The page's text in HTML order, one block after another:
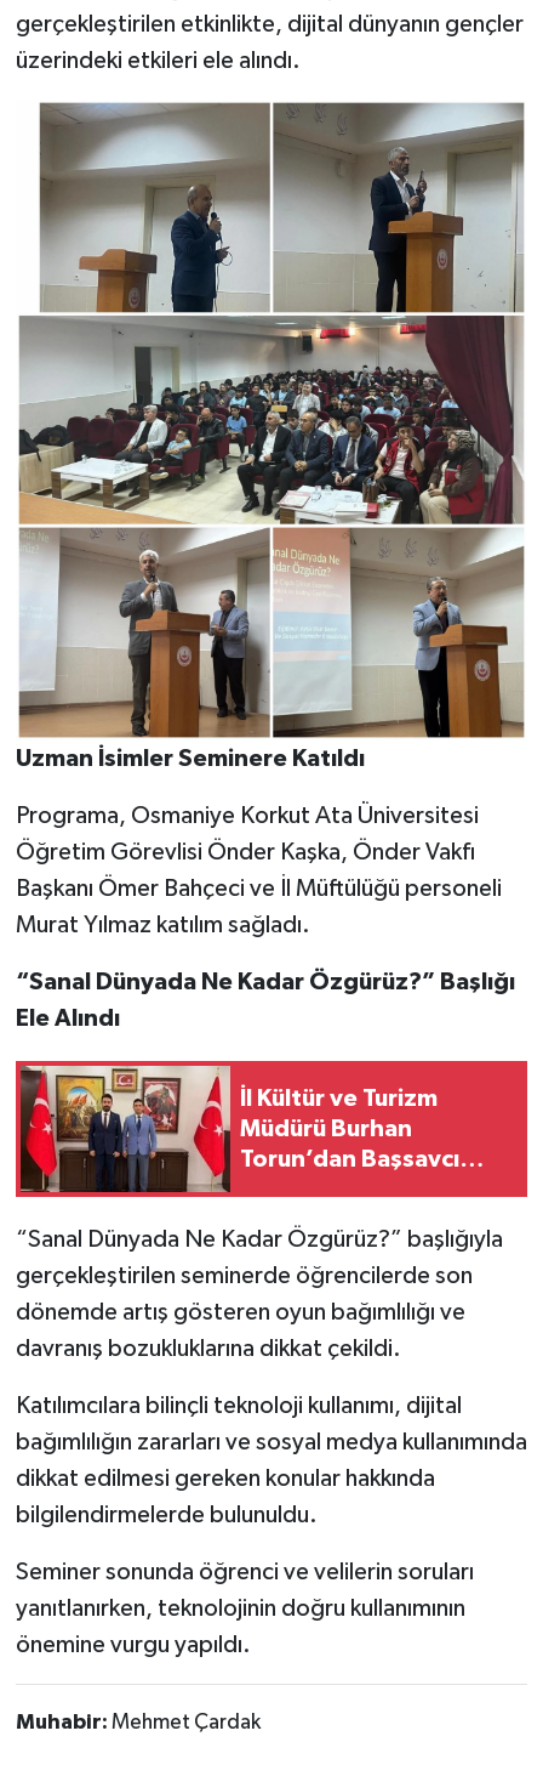
gerçekleştirilen etkinlikte, dijital dünyanın gençler
üzerindeki etkileri ele alındı.
Uzman İsimler Seminere Katıldı
Programa, Osmaniye Korkut Ata Üniversitesi
Öğretim Görevlisi Önder Kaşka, Önder Vakfı
Başkanı Ömer Bahçeci ve İl Müftülüğü personeli
Murat Yılmaz katılım sağladı.
“Sanal Dünyada Ne Kadar Özgürüz?” Başlığı
Ele Alındı
İl Kültür ve Turizm
Müdürü Burhan
Torun’dan Başsavcı
Ziyareti
“Sanal Dünyada Ne Kadar Özgürüz?” başlığıyla
gerçekleştirilen seminerde öğrencilerde son
dönemde artış gösteren oyun bağımlılığı ve
davranış bozukluklarına dikkat çekildi.
Katılımcılara bilinçli teknoloji kullanımı, dijital
bağımlılığın zararları ve sosyal medya kullanımında
dikkat edilmesi gereken konular hakkında
bilgilendirmelerde bulunuldu.
Seminer sonunda öğrenci ve velilerin soruları
yanıtlanırken, teknolojinin doğru kullanımının
önemine vurgu yapıldı.
Muhabir: Mehmet Çardak